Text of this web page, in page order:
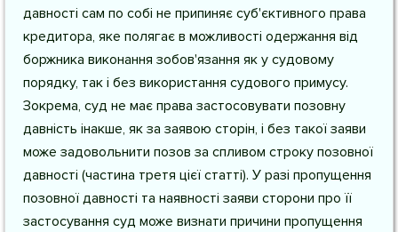
давності сам по собі не припиняє суб'єктивного права
кредитора, яке полягає в можливості одержання від
боржника виконання зобов'язання як у судовому
порядку, так і без використання судового примусу.
Зокрема, суд не має права застосовувати позовну
давність інакше, як за заявою сторін, і без такої заяви
може задовольнити позов за спливом строку позовної
давності (частина третя цієї статті). У разі пропущення
позовної давності та наявності заяви сторони про її
застосування суд може визнати причини пропущення